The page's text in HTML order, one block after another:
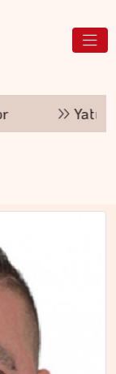
sadece